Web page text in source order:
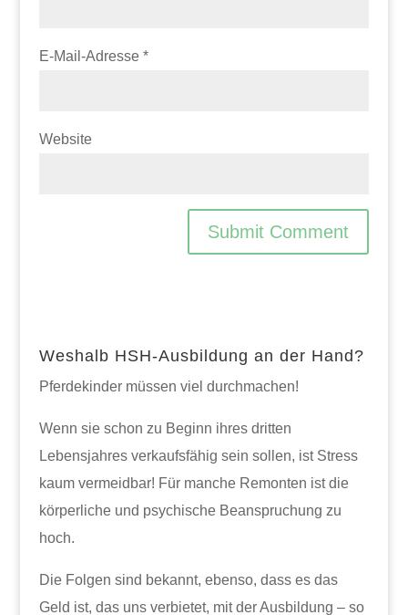
E-Mail-Adresse *
Website
Weshalb HSH-Ausbildung an der Hand?
Pferdekinder müssen viel durchmachen!
Wenn sie schon zu Beginn ihres dritten
Lebensjahres verkaufsfähig sein sollen, ist Stress
kaum vermeidbar! Für manche Remonten ist die
körperliche und psychische Beanspruchung zu
hoch.
Die Folgen sind bekannt, ebenso, dass es das
Geld ist, das uns verbietet, mit der Ausbildung – so